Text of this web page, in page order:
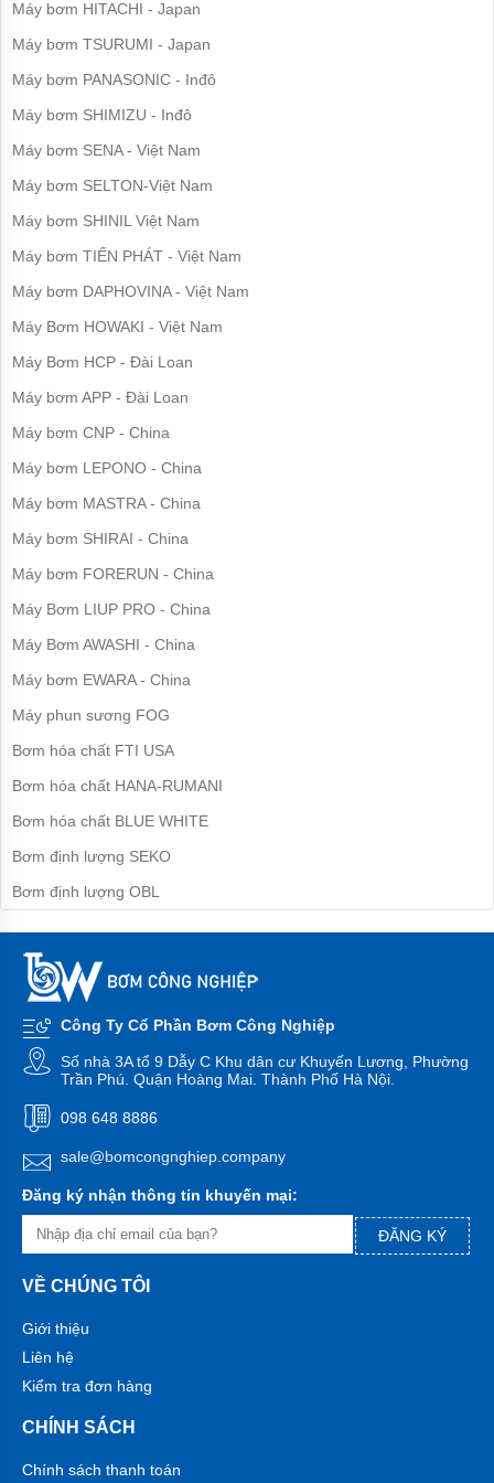
nghiệp
Máy
bơm
chìm
bơm
thải
Máy
giếng
Máy
bơm
giếng
khoan
Bơm
lượng
bơm
inox
Máy
bơm
họng
súng
Bơm
hơi,
hơi
Máy
nước
bơm
bơi
Máy
bơm
tầng
cánh
bơm
bù
hỏa-
chữa
cháy
Bơm
hố
bùn
thải
Tiểu
đài
Mục tiêu phát triển của bơm Shimge
Bằng cách thực hiện chiến lược "tăng gấp đôi", nó sẽ xây dựng
thương hiệu SHIMGE thành một thương hiệu máy bơm đẳng cấp thế
Hệ thống Giá trị của Shmige
Giá trị, đổi mới, lắng nghe, và giành chiến thắng
Máy bơm HITACHI - Japan
Máy bơm TSURUMI - Japan
Máy bơm PANASONIC - Inđô
Máy bơm SHIMIZU - Inđô
Máy bơm SENA - Việt Nam
Máy bơm SELTON-Việt Nam
Máy bơm SHINIL Việt Nam
Máy bơm TIẾN PHÁT - Việt Nam
Máy bơm DAPHOVINA - Việt Nam
Máy Bơm HOWAKI - Việt Nam
Máy Bơm HCP - Đài Loan
Máy bơm APP - Đài Loan
Máy bơm CNP - China
Máy bơm LEPONO - China
Máy bơm MASTRA - China
Máy bơm SHIRAI - China
Máy bơm FORERUN - China
Máy Bơm LIUP PRO - China
Máy Bơm AWASHI - China
Máy bơm EWARA - China
Máy phun sương FOG
Bơm hóa chất FTI USA
Bơm hóa chất HANA-RUMANI
Bơm hóa chất BLUE WHITE
Bơm định lượng SEKO
Bơm định lượng OBL
Công Ty Cổ Phần Bơm Công Nghiệp
Số nhà 3A tổ 9 Dẫy C Khu dân cư Khuyến Lương, Phường
Trần Phú. Quận Hoàng Mai. Thành Phố Hà Nội.
098 648 8886
sale@bomcongnghiep.company
Đăng ký nhận thông tin khuyến mại:
ĐĂNG KÝ
VỀ CHÚNG TÔI
Giới thiệu
Liên hệ
Kiểm tra đơn hàng
CHÍNH SÁCH
Chính sách thanh toán